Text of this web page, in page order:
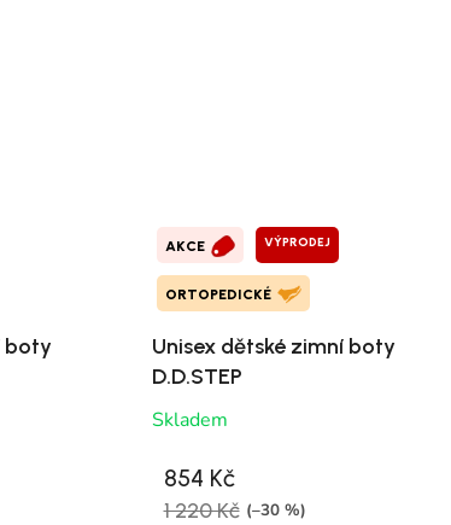
boty
AKCE VÝPRODEJ
ORTOPEDICKÉ
Unisex dětské zimní boty
D.D.STEP
Skladem
854 Kč
1 220 Kč (–30 %)